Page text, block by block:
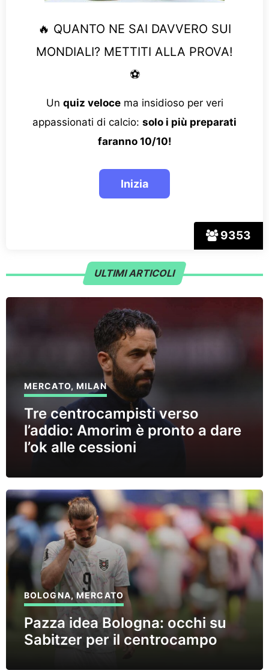
9353
🔥 QUANTO NE SAI DAVVERO SUI
MONDIALI? METTITI ALLA PROVA!
⚽
Un quiz velocema insidioso per veri
appassionati di calcio: solo i più preparati
faranno 10/10!
ULTIMI ARTICOLI
MERCATO,MILAN
Tre centrocampisti verso
l’addio: Amorim è pronto a dare
l’ok alle cessioni
BOLOGNA,MERCATO
Pazza idea Bologna: occhi su
Sabitzer per il centrocampo